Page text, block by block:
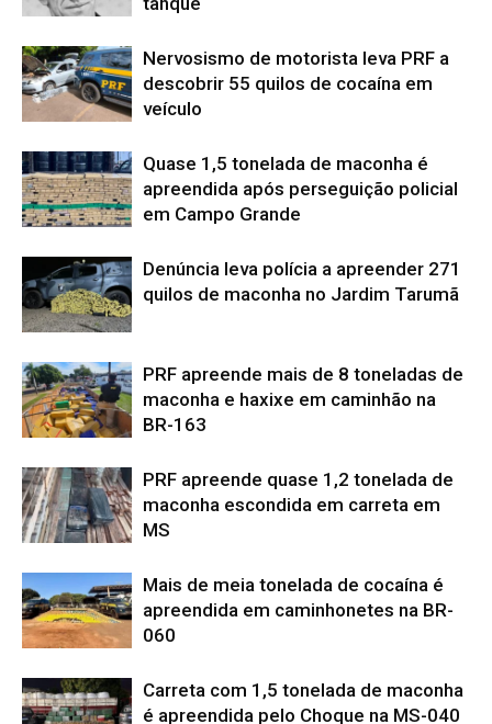
Nervosismo de motorista leva PRF a
descobrir 55 quilos de cocaína em
veículo
Quase 1,5 tonelada de maconha é
apreendida após perseguição policial
em Campo Grande
Denúncia leva polícia a apreender 271
quilos de maconha no Jardim Tarumã
PRF apreende mais de 8 toneladas de
maconha e haxixe em caminhão na
BR-163
PRF apreende quase 1,2 tonelada de
maconha escondida em carreta em
MS
Mais de meia tonelada de cocaína é
apreendida em caminhonetes na BR-
060
Carreta com 1,5 tonelada de maconha
é apreendida pelo Choque na MS-040